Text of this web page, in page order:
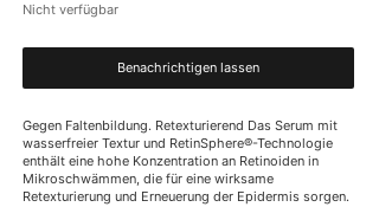
Nicht verfügbar
Benachrichtigen lassen
Gegen Faltenbildung. Retexturierend Das Serum mit
wasserfreier Textur und RetinSphere®-Technologie
enthält eine hohe Konzentration an Retinoiden in
Mikroschwämmen, die für eine wirksame
Retexturierung und Erneuerung der Epidermis sorgen.